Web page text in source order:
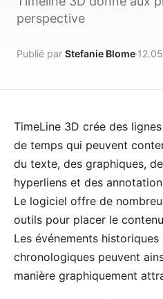
perspective
Publié par Stefanie Blome
TimeLine 3D crée des lignes
de temps qui peuvent
du texte, des graphiques,
hyperliens et des
Le logiciel offre de
outils pour placer le
Les événements historiques
chronologiques peuvent
manière graphiquement